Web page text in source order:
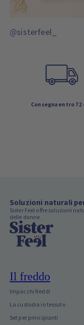
@sisterfeel_
Consegna entro 72
Soluzioni naturali
Sister Feel offre soluzioni
delle donne.
Il freddo
Impacchi freddi
La custodia in tessuto
Set per principianti